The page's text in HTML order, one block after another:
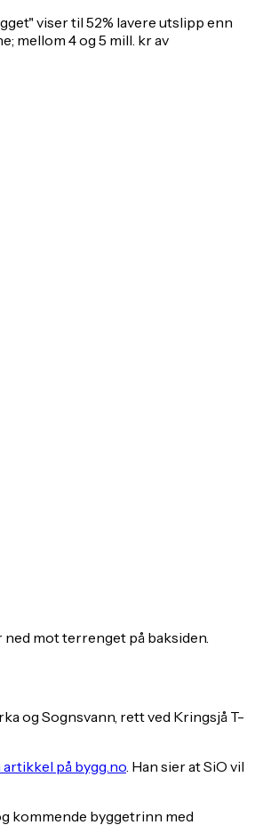
viser til 52% lavere utslipp enn
mellom 4 og 5 mill. kr av
mot terrenget på baksiden.
og Sognsvann, rett ved Kringsjå T-
på bygg.no . Han sier at SiO vil
kommende byggetrinn med